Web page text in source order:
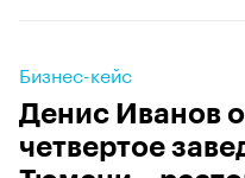
Бизнес-кейс
Денис Иванов
четвертое